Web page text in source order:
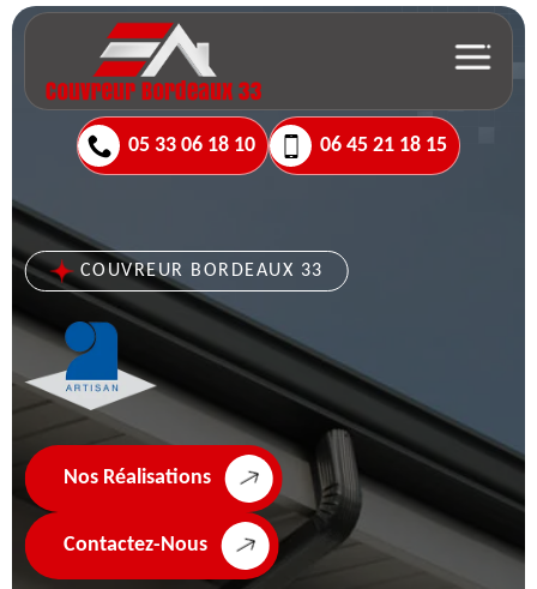
05 33 06 18 10 06 45 21 18 15
COUVREUR BORDEAUX 33
Nos Réalisations
Contactez-Nous